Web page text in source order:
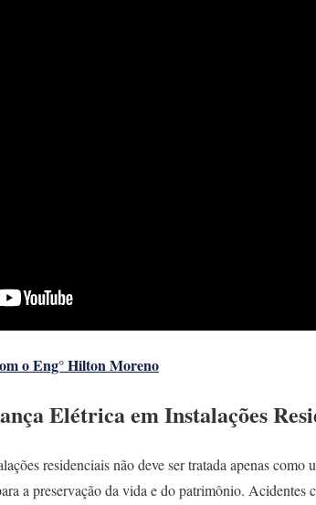
o Eng° Hilton Moreno
Elétrica em Instalações
residenciais não deve ser tratada apenas
a preservação da vida e do patrimônio. Acidentes